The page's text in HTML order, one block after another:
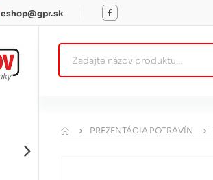
eshop@gpr.sk
PREZENTÁCIA POTRAVÍN